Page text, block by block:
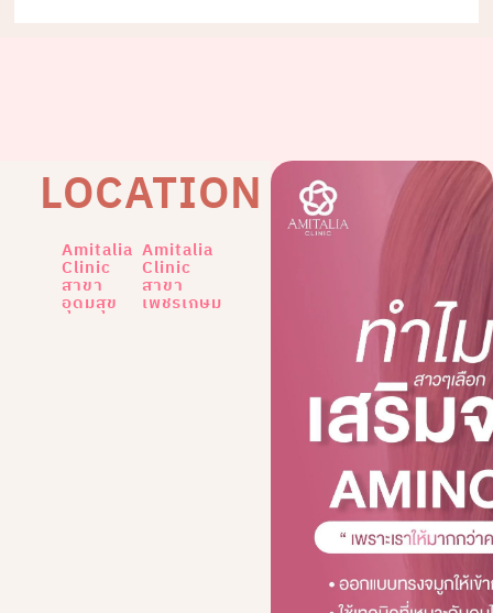
LOCATION
Amitalia
Clinic
สาขา
อุดมสุข
Amitalia
Clinic
สาขา
เพชรเกษม